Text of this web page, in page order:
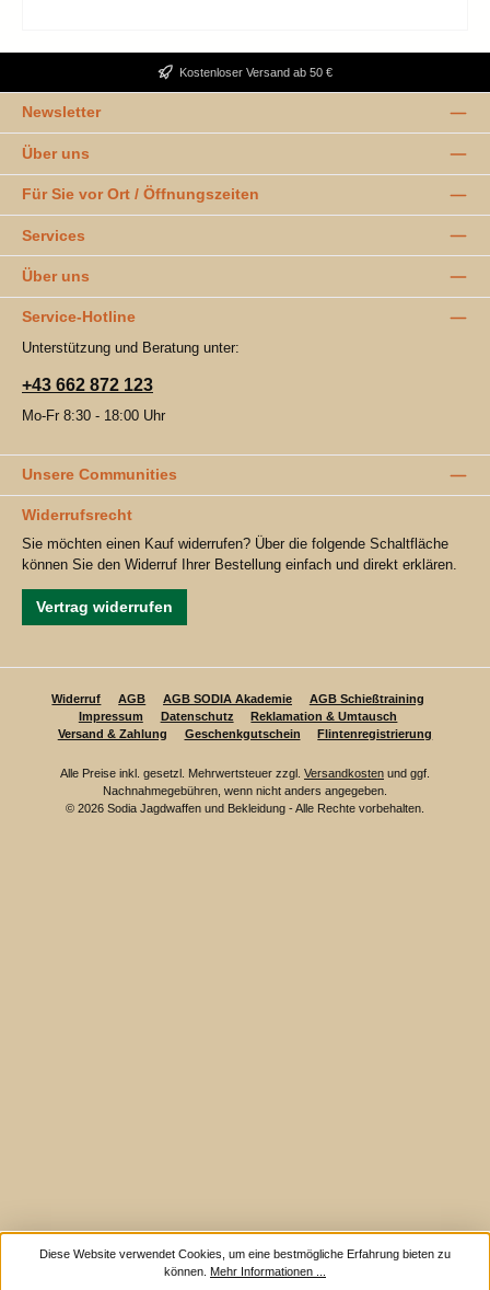
Kostenloser Versand ab 50 €
Newsletter
Über uns
Für Sie vor Ort / Öffnungszeiten
Services
Über uns
Service-Hotline
Unterstützung und Beratung unter:
+43 662 872 123
Mo-Fr 8:30 - 18:00 Uhr
Unsere Communities
Widerrufsrecht
Sie möchten einen Kauf widerrufen? Über die folgende Schaltfläche
können Sie den Widerruf Ihrer Bestellung einfach und direkt erklären.
Vertrag widerrufen
Widerruf AGB AGB SODIA Akademie
AGB Schießtraining
Impressum
Datenschutz
Reklamation & Umtausch
Versand & Zahlung
Geschenkgutschein Flintenregistrierung
Alle Preise inkl. gesetzl. Mehrwertsteuer zzgl. Versandkosten und ggf.
Nachnahmegebühren, wenn nicht anders angegeben.
© 2026 Sodia Jagdwaffen und Bekleidung - Alle Rechte vorbehalten.
Diese Website verwendet Cookies, um eine bestmögliche Erfahrung bieten zu
können. Mehr Informationen ...